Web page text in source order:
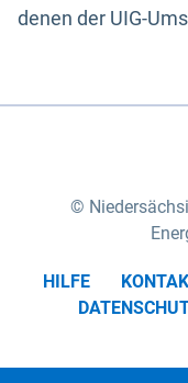
denen der UIG-
HILFE